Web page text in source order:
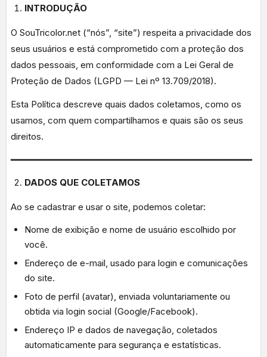
INTRODUÇÃO
O SouTricolor.net (“nós”, “site”) respeita a privacidade dos
seus usuários e está comprometido com a proteção dos
dados pessoais, em conformidade com a Lei Geral de
Proteção de Dados (LGPD — Lei nº 13.709/2018).
Esta Política descreve quais dados coletamos, como os
usamos, com quem compartilhamos e quais são os seus
direitos.
━━━━━━━━━━━━━━━━━━━━━━━━━━━━━━━━━━━━━━━━━━━━━
DADOS QUE COLETAMOS
Ao se cadastrar e usar o site, podemos coletar:
Nome de exibição e nome de usuário escolhido por
você.
Endereço de e-mail, usado para login e comunicações
do site.
Foto de perfil (avatar), enviada voluntariamente ou
obtida via login social (Google/Facebook).
Endereço IP e dados de navegação, coletados
automaticamente para segurança e estatísticas.